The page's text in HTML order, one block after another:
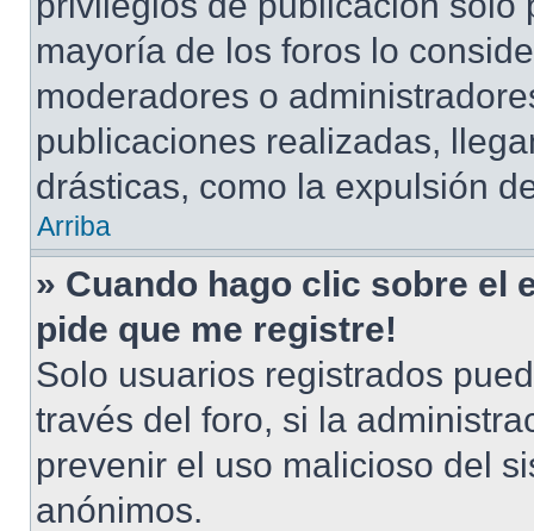
mayoría de los foros lo
moderadores o
publicaciones realizadas,
drásticas, como la expulsión
Arriba
» Cuando hago clic sobre el
pide que me registre!
Solo usuarios registrados
través del foro, si la
prevenir el uso malicioso del
anónimos.